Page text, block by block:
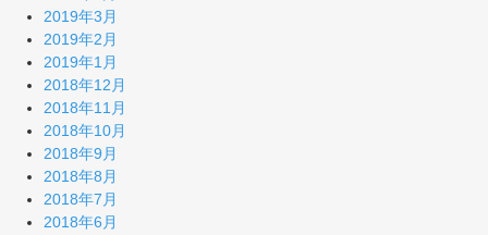
2019年3月
2019年2月
2019年1月
2018年12月
2018年11月
2018年10月
2018年9月
2018年8月
2018年7月
2018年6月